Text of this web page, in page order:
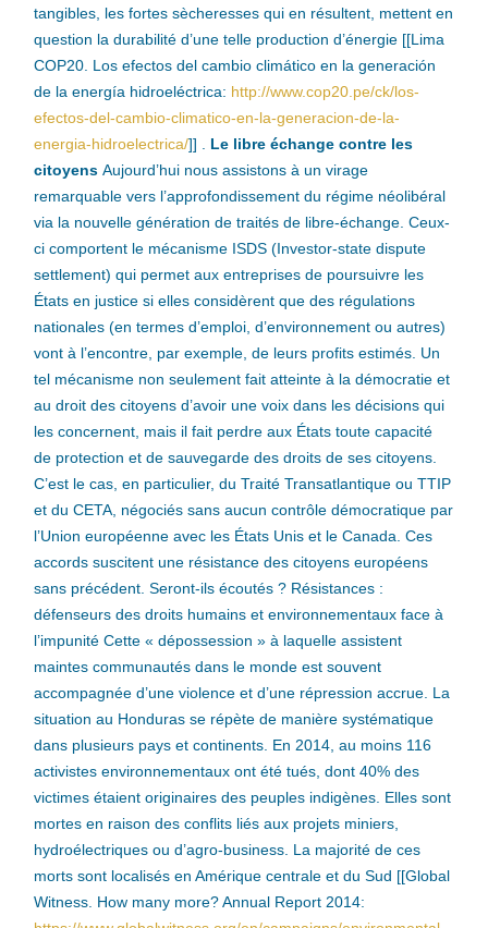
tangibles, les fortes sècheresses qui en résultent, mettent en
question la durabilité d’une telle production d’énergie [[Lima
COP20. Los efectos del cambio climático en la generación
de la energía hidroeléctrica: http://www.cop20.pe/ck/los-
efectos-del-cambio-climatico-en-la-generacion-de-la-
energia-hidroelectrica/]] . Le libre échange contre les
citoyensAujourd’hui nous assistons à un virage
remarquable vers l’approfondissement du régime néolibéral
via la nouvelle génération de traités de libre-échange. Ceux-
ci comportent le mécanisme ISDS (Investor-state dispute
settlement) qui permet aux entreprises de poursuivre les
États en justice si elles considèrent que des régulations
nationales (en termes d’emploi, d’environnement ou autres)
vont à l’encontre, par exemple, de leurs profits estimés. Un
tel mécanisme non seulement fait atteinte à la démocratie et
au droit des citoyens d’avoir une voix dans les décisions qui
les concernent, mais il fait perdre aux États toute capacité
de protection et de sauvegarde des droits de ses citoyens.
C’est le cas, en particulier, du Traité Transatlantique ou TTIP
et du CETA, négociés sans aucun contrôle démocratique par
l’Union européenne avec les États Unis et le Canada. Ces
accords suscitent une résistance des citoyens européens
sans précédent. Seront-ils écoutés ? Résistances :
défenseurs des droits humains et environnementaux face à
l’impunité Cette « dépossession » à laquelle assistent
maintes communautés dans le monde est souvent
accompagnée d’une violence et d’une répression accrue. La
situation au Honduras se répète de manière systématique
dans plusieurs pays et continents. En 2014, au moins 116
activistes environnementaux ont été tués, dont 40% des
victimes étaient originaires des peuples indigènes. Elles sont
mortes en raison des conflits liés aux projets miniers,
hydroélectriques ou d’agro-business. La majorité de ces
morts sont localisés en Amérique centrale et du Sud [[Global
Witness. How many more? Annual Report 2014: